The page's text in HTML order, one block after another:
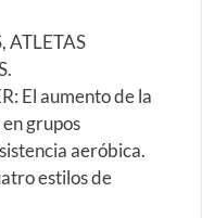
ATLETAS
El aumento de la
grupos
aeróbica.
estilos de